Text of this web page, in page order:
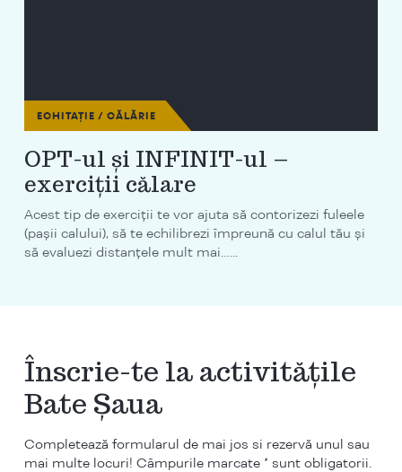
ECHITAȚIE / CĂLĂRIE
OPT-ul și INFINIT-ul –
exerciții călare
Acest tip de exerciții te vor ajuta să contorizezi fuleele
(pașii calului), să te echilibrezi împreună cu calul tău și
să evaluezi distanțele mult mai…...
Înscrie-te la activitățile
Bate Șaua
Completează formularul de mai jos si rezervă unul sau
mai multe locuri! Câmpurile marcate * sunt obligatorii.